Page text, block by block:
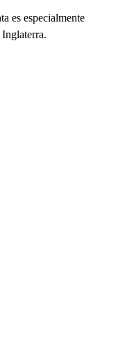
es especialmente